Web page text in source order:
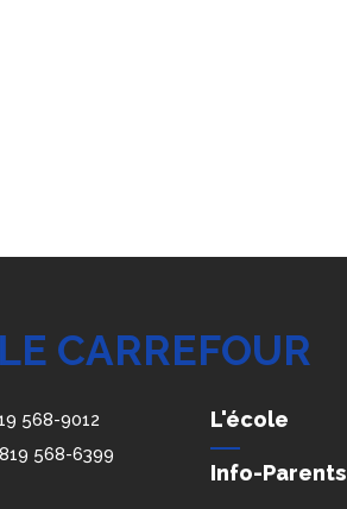
CARREFOUR
568-9012
819 568-6399
L'école
Info-Parents